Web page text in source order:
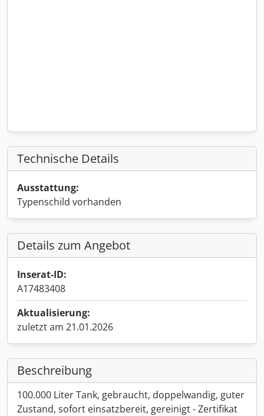
Technische Details
Ausstattung:
Typenschild vorhanden
Details zum Angebot
Inserat-ID:
A17483408
Aktualisierung:
zuletzt am 21.01.2026
Beschreibung
100.000 Liter Tank, gebraucht, doppelwandig, guter
Zustand, sofort einsatzbereit, gereinigt - Zertifikat